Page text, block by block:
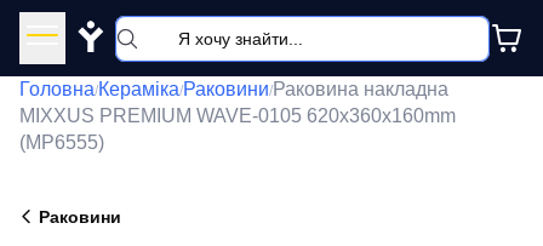
Y
Головна/Кераміка/Раковини/Раковина накладна
MIXXUS PREMIUM WAVE-0105 620х360х160mm
(MP6555)
Раковини